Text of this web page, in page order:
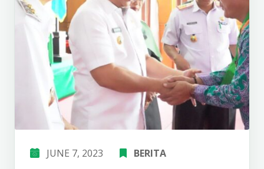
JUNE 7, 2023 BERITA